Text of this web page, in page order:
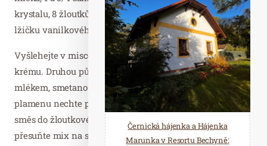
krystalu, 8 žloutků, zrnka z vanilkového lusku nebo
lžičku vanilkového extraktu.
Vyšlehejte v misce žloutky s půlkou cukru do tekutého
krému. Druhou půlku cukru smíchejte v rendlíku s
mlékem, smetanou, vanilkou a espressem a na středním
plamenu nechte probublat. Postupně zašlehávejte horkou
směs do žloutkového krému, a když se obě směsi spojí,
přesuňte mix na sporák a na středním plamenu za
Černická hájenka a Hájenka
Marunka v Resortu Bechyně: